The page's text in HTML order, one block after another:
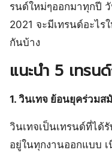
รนด์ใหม่ๆออกมาทุกปี
2021 จะมีเทรนด์อะไร
กันบ้าง
แนะนำ 5 เทรน
1. วินเทจ ย้อนยุคร่วม
วินเทจเป็นเทรนด์ที่ได้
อยู่ในทุกงานออกแบบ